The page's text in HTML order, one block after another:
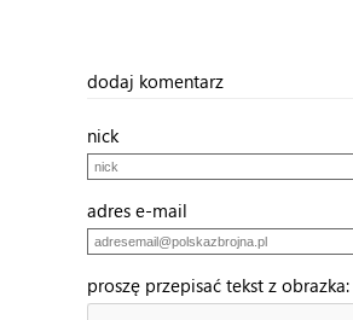
dodaj komentarz
nick
adres e-mail
proszę przepisać tekst z obrazka: